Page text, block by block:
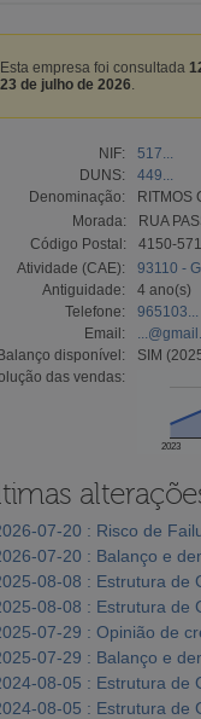
Esta empresa foi consultada
23 de julho de 2026
NIF:
517...
DUNS:
449...
Denominação:
RITMOS
Morada:
RUA
Código Postal:
4150-
Atividade (CAE):
93110 -
Antiguidade:
4 ano(s)
Telefone:
965103...
Email:
disponível:
SIM
das vendas:
2023
07-20 : Risco de
07-20 : Balanço e
08-08 : Estrutura de
08-08 : Estrutura de
07-29 : Opinião de
07-29 : Balanço e
08-05 : Estrutura de
08-05 : Estrutura de